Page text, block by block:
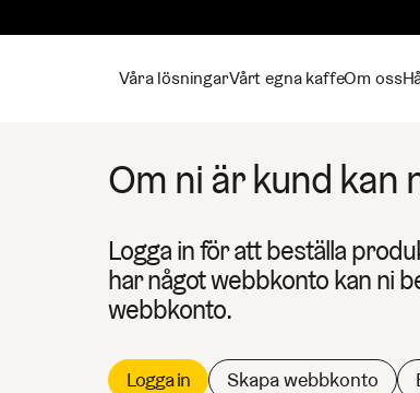
Våra lösningarVårt egna kaffeOm oss
Om ni är kund kan
Logga in för att beställa
har något webbkonto kan ni
webbkonto.
Logga in Skapa webbkonto